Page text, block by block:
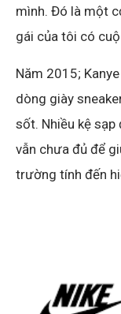
mình. Đó là một
gái của tôi có
Năm 2015;
dòng giày
sốt. Nhiều kệ sạp
vẫn chưa đủ để
trường tính đến